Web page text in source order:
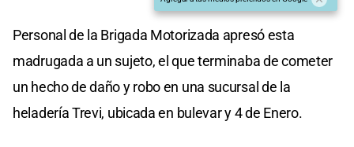
Personal de la Brigada Motorizada apresó esta
madrugada a un sujeto, el que terminaba de cometer
un hecho de daño y robo en una sucursal de la
heladería Trevi, ubicada en bulevar y 4 de Enero.